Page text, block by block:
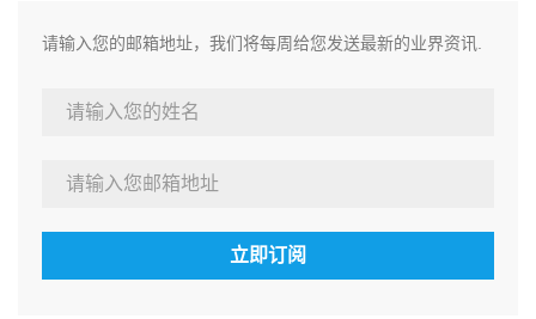
请输入您的邮箱地址，我们将每周给您发送最新的业界资讯.
立即订阅